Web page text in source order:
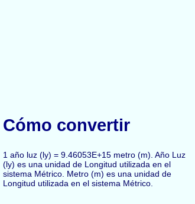
Cómo convertir
1 año luz (ly) = 9.46053E+15 metro (m). Año Luz
(ly) es una unidad de Longitud utilizada en el
sistema Métrico. Metro (m) es una unidad de
Longitud utilizada en el sistema Métrico.